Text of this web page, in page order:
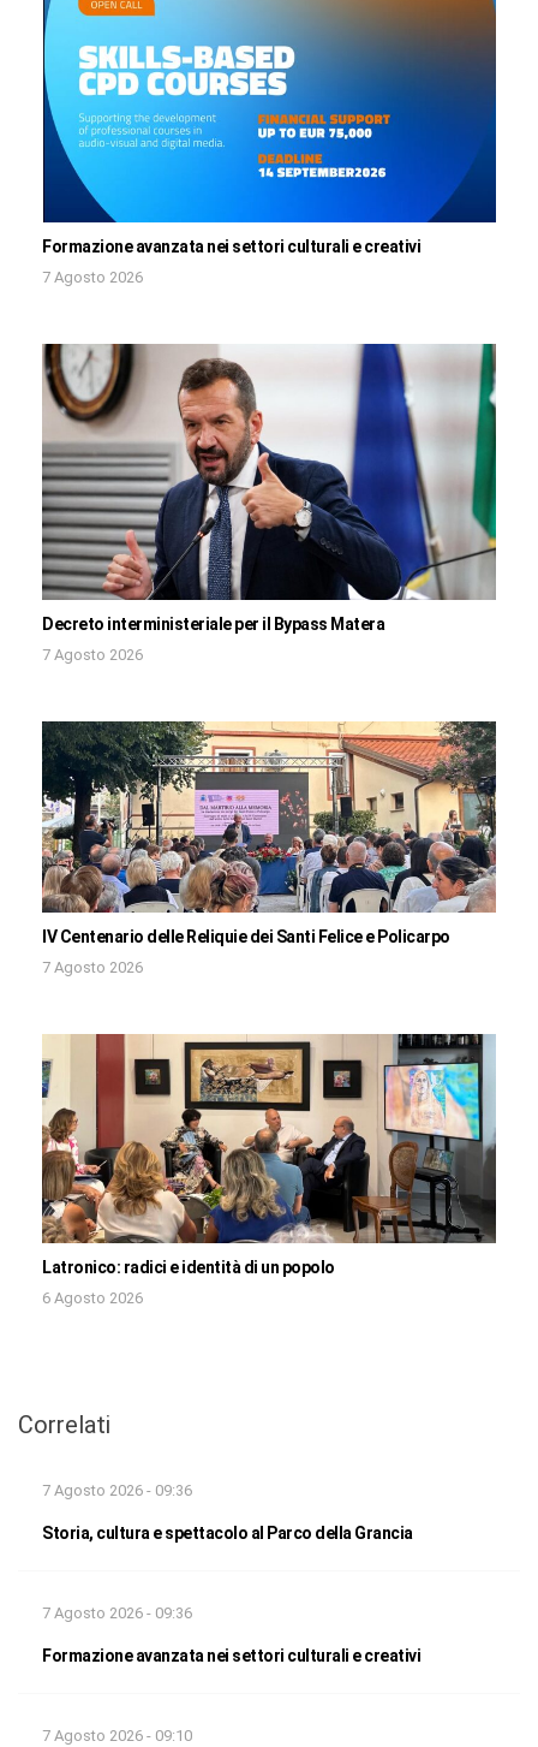
Formazione avanzata nei settori culturali e creativi
7 Agosto 2026
Decreto interministeriale per il Bypass Matera
7 Agosto 2026
IV Centenario delle Reliquie dei Santi Felice e Policarpo
7 Agosto 2026
Latronico: radici e identità di un popolo
6 Agosto 2026
Correlati
7 Agosto 2026 - 09:36
Storia, cultura e spettacolo al Parco della Grancia
7 Agosto 2026 - 09:36
Formazione avanzata nei settori culturali e creativi
7 Agosto 2026 - 09:10